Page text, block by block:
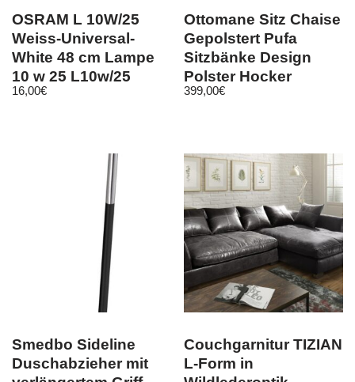
OSRAM L 10W/25
Weiss-Universal-
White 48 cm Lampe
10 w 25 L10w/25
Tube Neon Röhre
16,00€
Ottomane Sitz Chaise
Gepolstert Pufa
Sitzbänke Design
Polster Hocker
Fußhocker
399,00€
Smedbo Sideline
Duschabzieher mit
Couchgarnitur TIZIAN
L-Form in